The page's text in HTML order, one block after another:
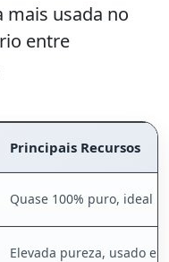
usada no
entre
Principais Recursos
Quase 100% puro, ideal
Elevada pureza, usado